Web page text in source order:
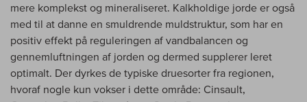
mere komplekst og mineraliseret. Kalkholdige jorde er også
med til at danne en smuldrende muldstruktur, som har en
positiv effekt på reguleringen af vandbalancen og
gennemluftningen af jorden og dermed supplerer leret
optimalt. Der dyrkes de typiske druesorter fra regionen,
hvoraf nogle kun vokser i dette område: Cinsault,